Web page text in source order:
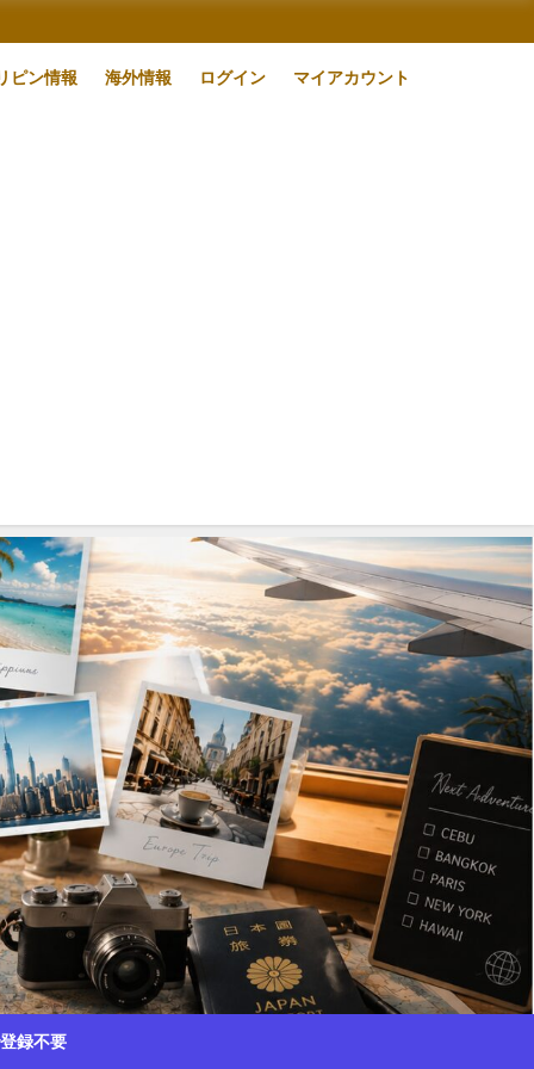
ピン情報 海外情報 ログイン マイアカウント
録不要